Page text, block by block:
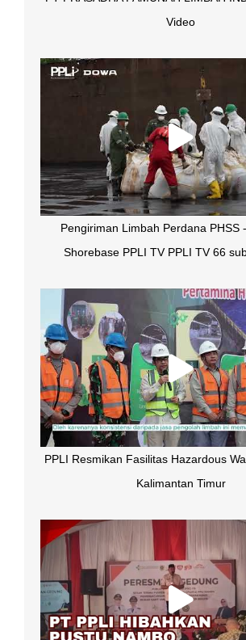
Video
Pengiriman Limbah Perdana PHSS
Shorebase PPLI TV PPLI TV 66
PPLI Resmikan Fasilitas Hazardous
Kalimantan Timur